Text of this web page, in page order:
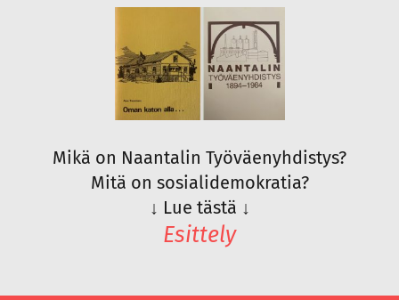
Mikä on Naantalin Työväenyhdistys?
Mitä on sosialidemokratia?
↓ Lue tästä ↓
Esittely